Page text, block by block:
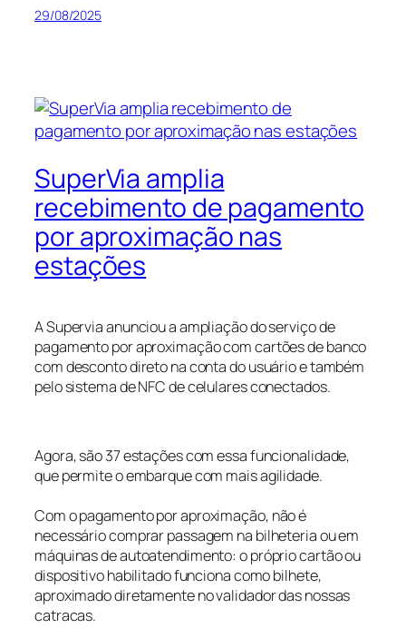
29/08/2025
SuperVia amplia
recebimento de pagamento
por aproximação nas
estações
A Supervia anunciou a ampliação do serviço de
pagamento por aproximação com cartões de banco
com desconto direto na conta do usuário e também
pelo sistema de NFC de celulares conectados.
Agora, são 37 estações com essa funcionalidade,
que permite o embarque com mais agilidade.
Com o pagamento por aproximação, não é
necessário comprar passagem na bilheteria ou em
máquinas de autoatendimento: o próprio cartão ou
dispositivo habilitado funciona como bilhete,
aproximado diretamente no validador das nossas
catracas.